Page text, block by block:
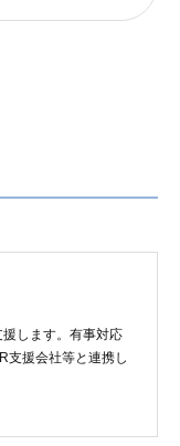
します。​有事対応
支援会社等と​連携し